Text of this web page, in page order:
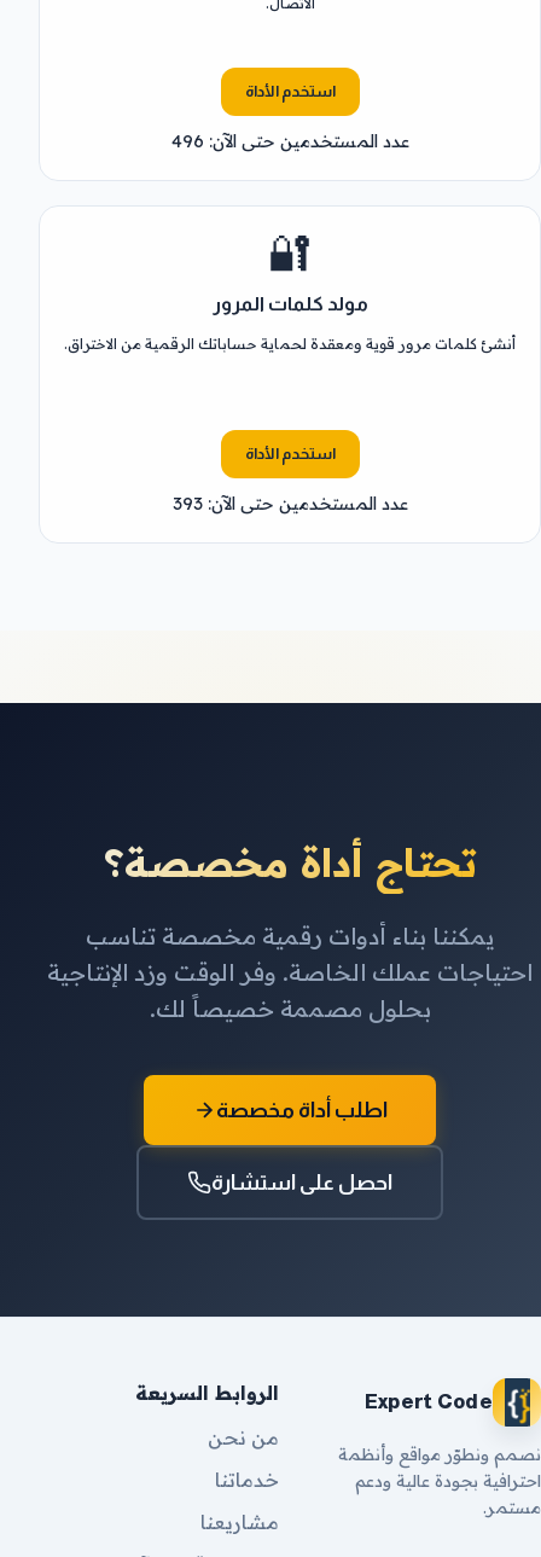
استخدم الأداة
عدد المستخدمين حتى الآن: 496
🔐
مولد كلمات المرور
أنشئ كلمات مرور قوية ومعقدة لحماية حساباتك الرقمية من الاختراق.
استخدم الأداة
عدد المستخدمين حتى الآن: 393
تحتاج أداة مخصصة؟
يمكننا بناء أدوات رقمية مخصصة تناسب
احتياجات عملك الخاصة. وفر الوقت وزد الإنتاجية
بحلول مصممة خصيصاً لك.
اطلب أداة مخصصة
احصل على استشارة
Expert Code
نصمم ونطوّر مواقع وأنظمة
احترافية بجودة عالية ودعم
مستمر.
الروابط السريعة
من نحن
خدماتنا
مشاريعنا